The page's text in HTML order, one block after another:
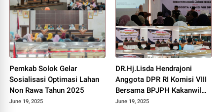
Pemkab Solok Gelar
Sosialisasi Optimasi Lahan
Non Rawa Tahun 2025
June 19, 2025
DR.Hj.Lisda Hendrajoni
Anggota DPR RI Komisi VIII
Bersama BPJPH Kakanwil
Sumbar Gelar Roadshow
June 19, 2025